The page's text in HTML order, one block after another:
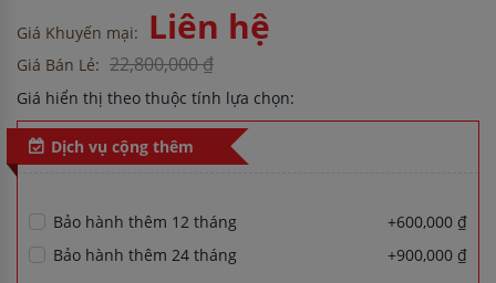
Giá Khuyến mại: Liên hệ
Giá Bán Lẻ: 22,800,000 ₫
Giá hiển thị theo thuộc tính lựa chọn:
Dịch vụ cộng thêm
Bảo hành thêm 12 tháng
+600,000 ₫
Bảo hành thêm 24 tháng
+900,000 ₫